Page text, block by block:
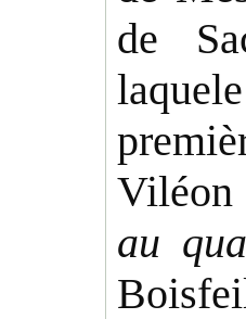
de
Viléon
au